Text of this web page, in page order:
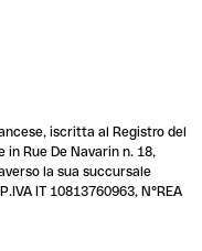
iscritta al Registro del
in Rue De Navarin n. 18,
la sua succursale
IT 10813760963, N°REA